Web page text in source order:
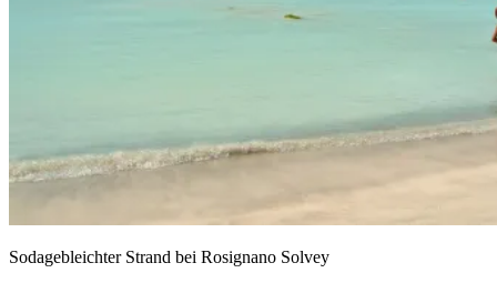
Sodagebleichter Strand bei Rosignano Solvey